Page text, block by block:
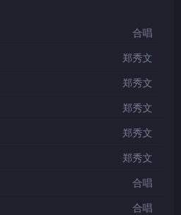
合唱
郑秀文
郑秀文
郑秀文
郑秀文
郑秀文
合唱
合唱